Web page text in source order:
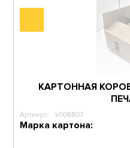
КАРТОННАЯ
Артикул: k008807
Марка картона: